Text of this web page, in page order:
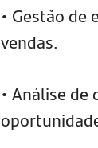
• Gestão de
vendas.
• Análise